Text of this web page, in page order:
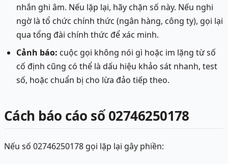
nhắn ghi âm. Nếu lặp lại, hãy chặn số này. Nếu nghi
ngờ là tổ chức chính thức (ngân hàng, công ty), gọi lại
qua tổng đài chính thức để xác minh.
Cảnh báo: cuộc gọi không nói gì hoặc im lặng từ số
cố định cũng có thể là dấu hiệu khảo sát nhanh, test
số, hoặc chuẩn bị cho lừa đảo tiếp theo.
Cách báo cáo số 02746250178
Nếu số 02746250178 gọi lặp lại gây phiền: